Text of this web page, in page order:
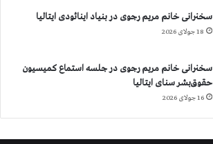
سخنرانی خانم مریم رجوی در بنیاد اینائودی ایتالیا
18 جولای 2026
سخنرانی خانم مریم رجوی در جلسه استماع کمیسیون
حقوق‌بشر سنای ایتالیا
16 جولای 2026